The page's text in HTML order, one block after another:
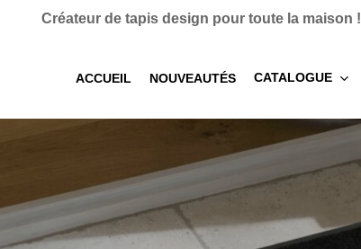
Créateur de tapis design pour toute la maison !
ACCUEIL NOUVEAUTÉS CATALOGUE